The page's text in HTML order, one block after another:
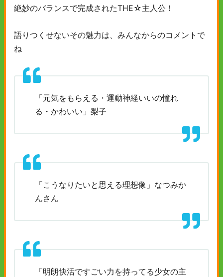
絶妙のバランスで完成されたTHE☆主人公！
語りつくせないその魅力は、みんなからのコメントで
ね
「元気をもらえる・運動神経いいの憧れ
る・かわいい」梨子
「こうなりたいと思える理想像」なつみか
んさん
「明朗快活ですごい力を持ってる少女の主